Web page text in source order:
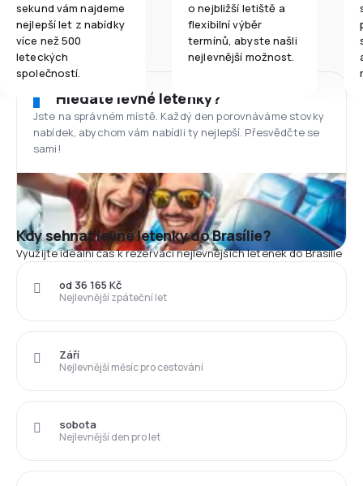
sekund vám najdeme
nejlepší let z nabídky
více než 500
leteckých
společností.
o nejbližší letiště a
flexibilní výběr
termínů, abyste našli
nejlevnější možnost.
Hledáte levné letenky?
Jste na správném místě. Každý den porovnáváme stovky
nabídek, abychom vám nabídli ty nejlepší. Přesvědčte se
sami!
Kdy sehnat levné letenky do Brasílie?
Využijte ideální čas k rezervaci nejlevnějších letenek do Brasílie
Nejlevnější zpáteční let
od 36 165 Kč
Nejlevnější měsíc pro cestování
Září
Nejlevnější den pro let
sobota